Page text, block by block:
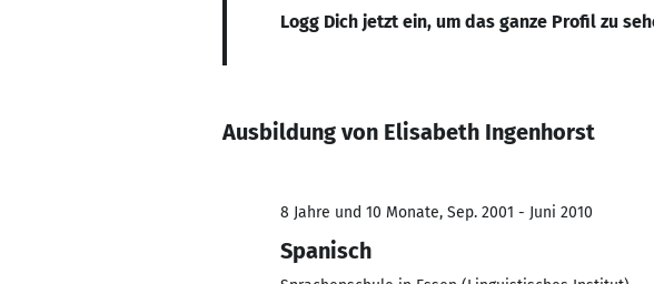
Logg Dich jetzt ein, um das ganze Profil zu
Ausbildung von Elisabeth Ingenhorst
8 Jahre und 10 Monate, Sep. 2001 - Juni 2010
Spanisch